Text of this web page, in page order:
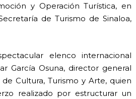
y Operación Turística, en
de Turismo de Sinaloa,
elenco internacional
García Osuna, director general
Cultura, Turismo y Arte, quien
realizado por estructurar un